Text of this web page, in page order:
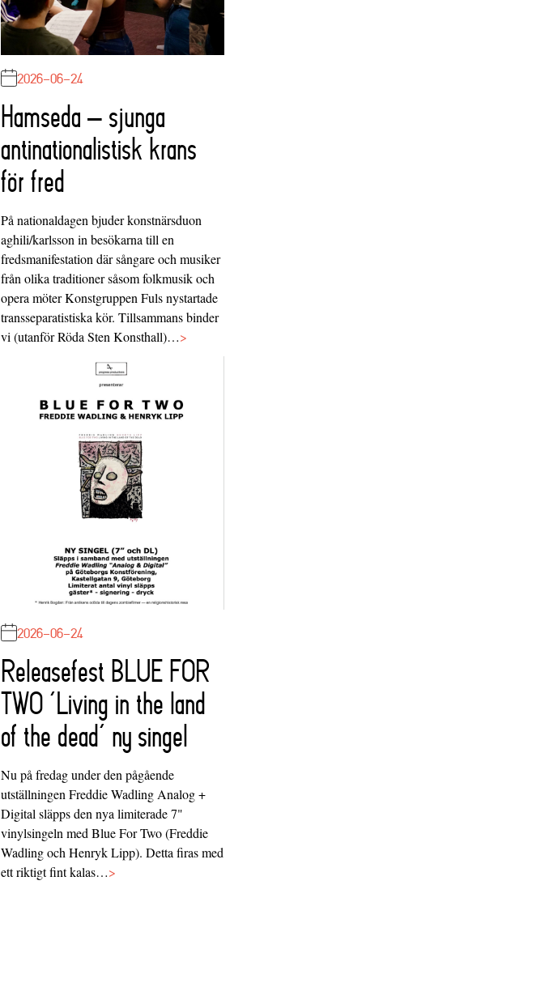
2026-06-24
Hamseda – sjunga
antinationalistisk krans
för fred
På nationaldagen bjuder konstnärsduon
aghili/karlsson in besökarna till en
fredsmanifestation där sångare och musiker
från olika traditioner såsom folkmusik och
opera möter Konstgruppen Fuls nystartade
transseparatistiska kör. Tillsammans binder
vi (utanför Röda Sten Konsthall)…>
2026-06-24
Releasefest BLUE FOR
TWO ‘Living in the land
of the dead’ ny singel
Nu på fredag under den pågående
utställningen Freddie Wadling Analog +
Digital släpps den nya limiterade 7"
vinylsingeln med Blue For Two (Freddie
Wadling och Henryk Lipp). Detta firas med
ett riktigt fint kalas…>